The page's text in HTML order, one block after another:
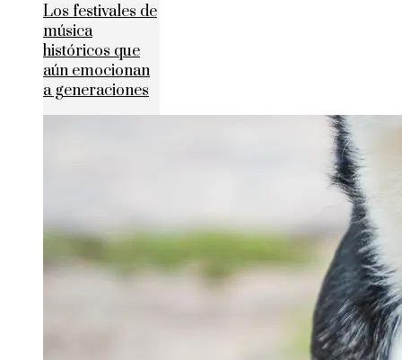
Los festivales de
música
históricos que
aún emocionan
a generaciones